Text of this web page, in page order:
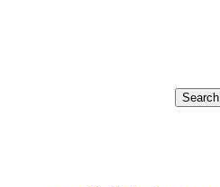
Search